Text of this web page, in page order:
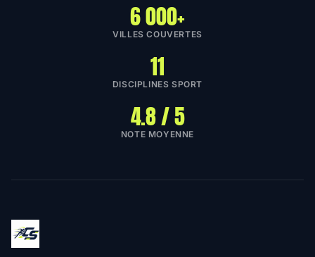
6 000+
VILLES COUVERTES
11
DISCIPLINES SPORT
4.8 / 5
NOTE MOYENNE